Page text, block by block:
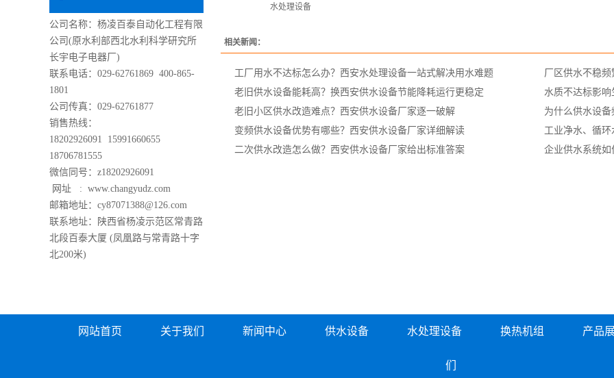
公司名称：杨凌百泰自动化工程有限
公司 (原水利部西北水利科学研究所
长宇电子电器厂)
联系电话：029-62761869 400-865-
1801
公司传真：029-62761877
销售热线：
18202926091 15991660655
18706781555
微信同号：z18202926091
网址 : www.changyudz.com
邮箱地址：cy87071388@126.com
联系地址：陕西省杨凌示范区常青路
北段百泰大厦 (凤凰路与常青路十字
北200米)
水处理设备
相关新闻：
工厂用水不达标怎么办？西安水处理设备一站式解决用水难题
厂区供水不稳
老旧供水设备能耗高？换西安供水设备节能降耗运行更稳定
水质不达标影
老旧小区供水改造难点？西安供水设备厂家逐一破解
为什么供水设
变频供水设备优势有哪些？西安供水设备厂家详细解读
工业净水、循
二次供水改造怎么做？西安供水设备厂家给出标准答案
企业供水系统
网站首页 关于我们 新闻中心 供水设备 水处理设备 换热机组 产品
们